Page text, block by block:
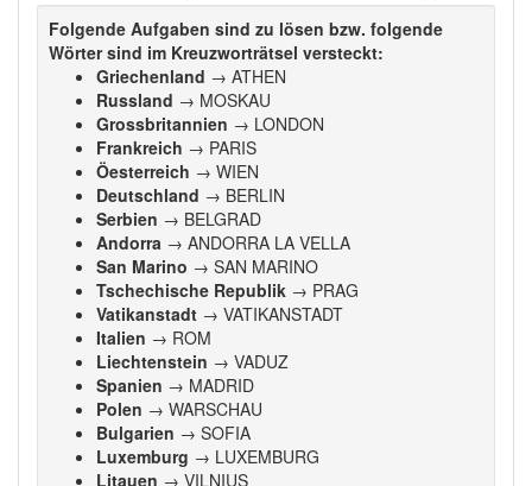
Folgende Aufgaben sind zu lösen bzw. folgende
Wörter sind im Kreuzworträtsel versteckt:
Griechenland → ATHEN
Russland → MOSKAU
Grossbritannien → LONDON
Frankreich → PARIS
Öesterreich → WIEN
Deutschland → BERLIN
Serbien → BELGRAD
Andorra → ANDORRA LA VELLA
San Marino → SAN MARINO
Tschechische Republik → PRAG
Vatikanstadt → VATIKANSTADT
Italien → ROM
Liechtenstein → VADUZ
Spanien → MADRID
Polen → WARSCHAU
Bulgarien → SOFIA
Luxemburg → LUXEMBURG
Litauen → VILNIUS